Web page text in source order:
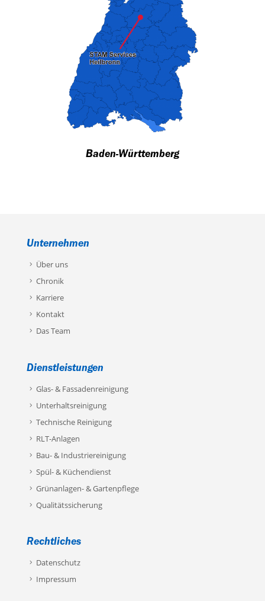
Baden-Württemberg
Unternehmen
Über uns
Chronik
Karriere
Kontakt
Das Team
Dienstleistungen
Glas- & Fassadenreinigung
Unterhaltsreinigung
Technische Reinigung
RLT-Anlagen
Bau- & Industriereinigung
Spül- & Küchendienst
Grünanlagen- & Gartenpflege
Qualitätssicherung
Rechtliches
Datenschutz
Impressum